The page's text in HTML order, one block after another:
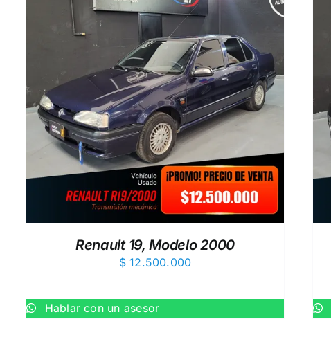
Renault 19, Modelo 2000
$12.500.000
Hablar con un asesor
AÑADIR AL CARRITO / QUICK VIEW